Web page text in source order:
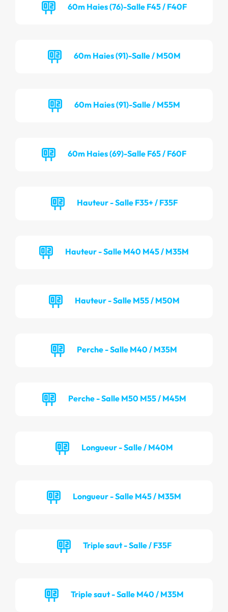
60m Haies (76)-Salle F45 / F40F
60m Haies (91)-Salle / M50M
60m Haies (91)-Salle / M55M
60m Haies (69)-Salle F65 / F60F
Hauteur - Salle F35+ / F35F
Hauteur - Salle M40 M45 / M35M
Hauteur - Salle M55 / M50M
Perche - Salle M40 / M35M
Perche - Salle M50 M55 / M45M
Longueur - Salle / M40M
Longueur - Salle M45 / M35M
Triple saut - Salle / F35F
Triple saut - Salle M40 / M35M